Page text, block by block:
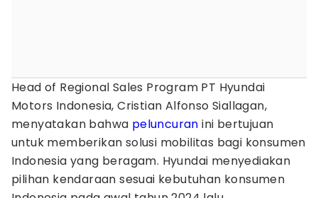
Head of Regional Sales Program PT Hyundai
Motors Indonesia, Cristian Alfonso Siallagan,
menyatakan bahwa peluncuran ini bertujuan
untuk memberikan solusi mobilitas bagi konsumen
Indonesia yang beragam. Hyundai menyediakan
pilihan kendaraan sesuai kebutuhan konsumen